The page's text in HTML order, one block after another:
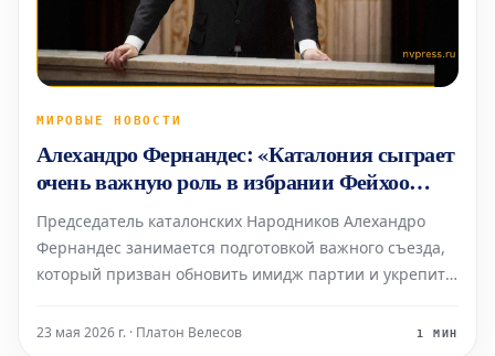
МИРОВЫЕ НОВОСТИ
Алехандро Фернандес: «Каталония сыграет
очень важную роль в избрании Фейхоо
президентом»
Председатель каталонских Народников Алехандро
Фернандес занимается подготовкой важного съезда,
который призван обновить имидж партии и укрепить
23 мая 2026 г. · Платон Велесов 1 МИН